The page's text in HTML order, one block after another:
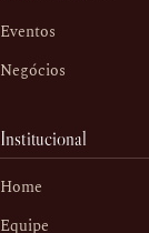
Eventos
Negócios
Institucional
Home
Equipe